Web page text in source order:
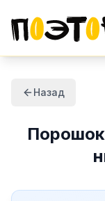
Назад
Порошок